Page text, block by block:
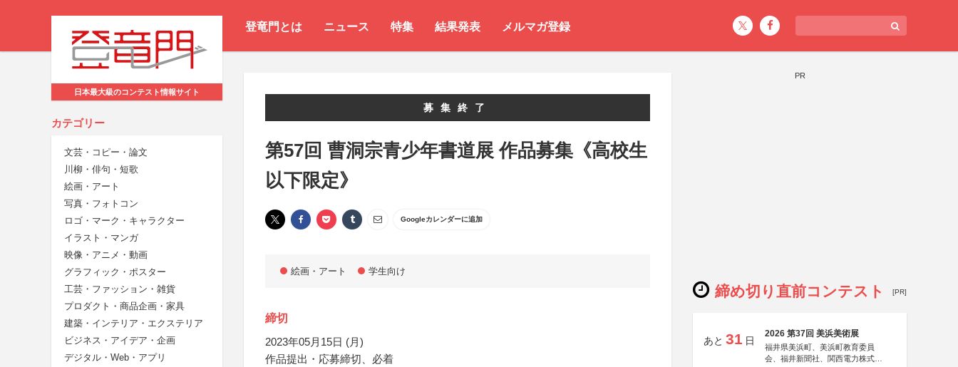
登竜門とは ニュース 特集 結果発表 メルマガ登録
日本最大級のコンテスト情報サイト
カテゴリー
文芸・コピー・論文
川柳・俳句・短歌
絵画・アート
写真・フォトコン
ロゴ・マーク・キャラクター
イラスト・マンガ
映像・アニメ・動画
グラフィック・ポスター
工芸・ファッション・雑貨
プロダクト・商品企画・家具
建築・インテリア・エクステリア
ビジネス・アイデア・企画
デジタル・Web・アプリ
募集終了
第57回 曹洞宗青少年書道展 作品募集《高校生
以下限定》
Googleカレンダーに追加
絵画・アート 学生向け
締切
2023年05月15日 (月)
作品提出・応募締切、必着
PR
締め切り直前コンテスト [PR]
あと 31 日
2026 第37回 美浜美術展
福井県美浜町、美浜町教育委員
会、福井新聞社、関西電力株式会